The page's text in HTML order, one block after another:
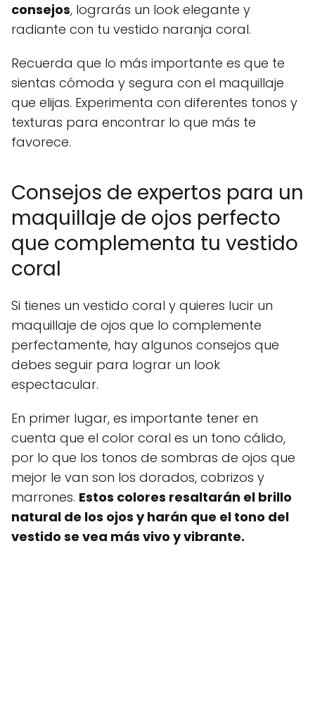
consejos, lograrás un look elegante y
radiante con tu vestido naranja coral.
Recuerda que lo más importante es que te
sientas cómoda y segura con el maquillaje
que elijas. Experimenta con diferentes tonos y
texturas para encontrar lo que más te
favorece.
Consejos de expertos para un
maquillaje de ojos perfecto
que complementa tu vestido
coral
Si tienes un vestido coral y quieres lucir un
maquillaje de ojos que lo complemente
perfectamente, hay algunos consejos que
debes seguir para lograr un look
espectacular.
En primer lugar, es importante tener en
cuenta que el color coral es un tono cálido,
por lo que los tonos de sombras de ojos que
mejor le van son los dorados, cobrizos y
marrones. Estos colores resaltarán el brillo
natural de los ojos y harán que el tono del
vestido se vea más vivo y vibrante.